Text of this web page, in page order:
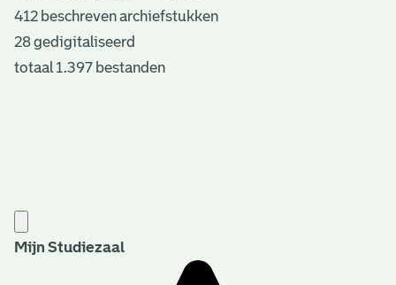
1593-1986
Auteur:
Drs. K.M. Pompe
Auteursrechten:
U hebt toestemming tot bewerken en verspreiden van
412 beschreven archiefstukken
28 gedigitaliseerd
totaal 1.397 bestanden
Mijn Studiezaal